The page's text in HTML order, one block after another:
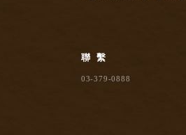
聯繫
03-379-0888